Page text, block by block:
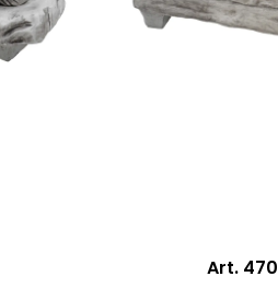
Art. 470